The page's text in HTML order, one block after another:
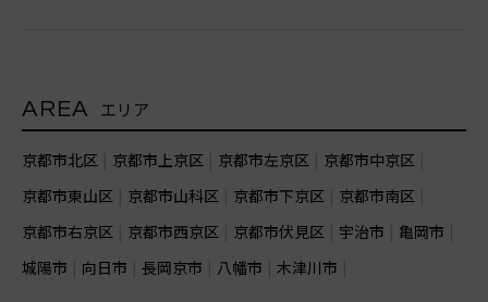
AREA エリア
京都市北区 京都市上京区 京都市左京区
京都市中京区
京都市東山区
京都市山科区 京都市下京区
京都市南区
京都市右京区
京都市西京区 京都市伏見区 宇治市
亀岡市
城陽市
向日市 長岡京市 八幡市 木津川市